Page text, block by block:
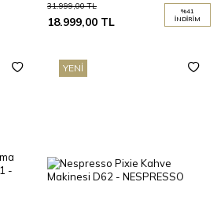
31.999,00TL
18.999,00 TL
%41
İNDIRIM
YENI